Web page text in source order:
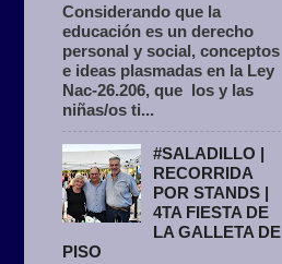
Considerando que la
educación es un derecho
personal y social, conceptos
e ideas plasmadas en la Ley
Nac-26.206, que los y las
niñas/os ti...
#SALADILLO |
RECORRIDA
POR STANDS |
4TA FIESTA DE
LA GALLETA DE
PISO